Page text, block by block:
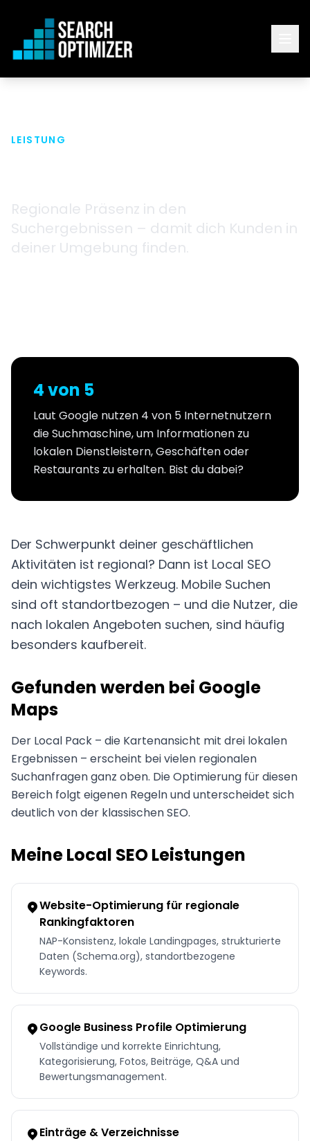
LEISTUNG
Regionale Präsenz in den
Suchergebnissen – damit dich Kunden in
deiner Umgebung finden.
4 von 5
Laut Google nutzen 4 von 5 Internetnutzern
die Suchmaschine, um Informationen zu
lokalen Dienstleistern, Geschäften oder
Restaurants zu erhalten. Bist du dabei?
Der Schwerpunkt deiner geschäftlichen
Aktivitäten ist regional? Dann ist Local SEO
dein wichtigstes Werkzeug. Mobile Suchen
sind oft standortbezogen – und die Nutzer, die
nach lokalen Angeboten suchen, sind häufig
besonders kaufbereit.
Gefunden werden bei Google
Maps
Der Local Pack – die Kartenansicht mit drei lokalen
Ergebnissen – erscheint bei vielen regionalen
Suchanfragen ganz oben. Die Optimierung für diesen
Bereich folgt eigenen Regeln und unterscheidet sich
deutlich von der klassischen SEO.
Meine Local SEO Leistungen
Website-Optimierung für regionale
Rankingfaktoren
NAP-Konsistenz, lokale Landingpages, strukturierte
Daten (Schema.org), standortbezogene
Keywords.
Google Business Profile Optimierung
Vollständige und korrekte Einrichtung,
Kategorisierung, Fotos, Beiträge, Q&A und
Bewertungsmanagement.
Einträge & Verzeichnisse